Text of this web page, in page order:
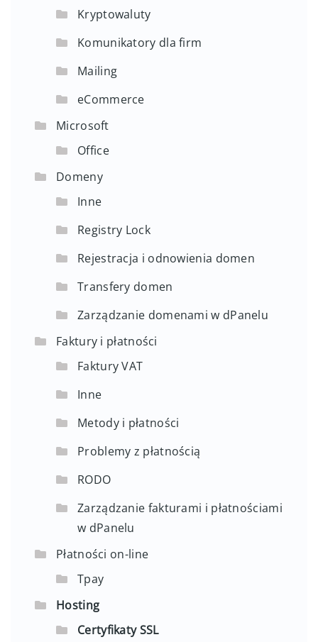
Kryptowaluty
Komunikatory dla firm
Mailing
eCommerce
Microsoft
Office
Domeny
Inne
Registry Lock
Rejestracja i odnowienia domen
Transfery domen
Zarządzanie domenami w dPanelu
Faktury i płatności
Faktury VAT
Inne
Metody i płatności
Problemy z płatnością
RODO
Zarządzanie fakturami i płatnościami
w dPanelu
Płatności on-line
Tpay
Hosting
Certyfikaty SSL